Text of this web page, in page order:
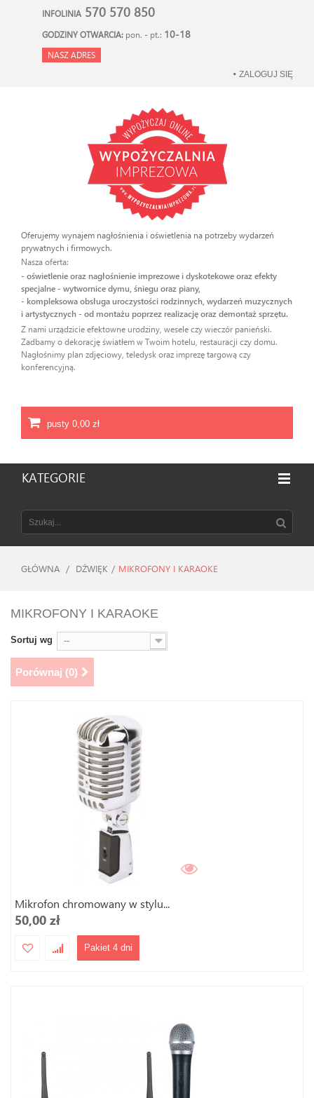
INFOLINIA 570 570 850
GODZINY OTWARCIA: pon. - pt.: 10-18
NASZ ADRES
ZALOGUJ SIĘ
Oferujemy wynajem nagłośnienia i oświetlenia na potrzeby wydarzeń
prywatnych i firmowych.
Nasza oferta:
- oświetlenie oraz nagłośnienie imprezowe i dyskotekowe oraz efekty
specjalne - wytwornice dymu, śniegu oraz piany,
- kompleksowa obsługa uroczystości rodzinnych, wydarzeń muzycznych
i artystycznych - od montażu poprzez realizację oraz demontaż sprzętu.
Z nami urządzicie efektowne urodziny, wesele czy wieczór panieński.
Zadbamy o dekorację światłem w Twoim hotelu, restauracji czy domu.
Nagłośnimy plan zdjęciowy, teledysk oraz imprezę targową czy
konferencyjną.
pusty 0,00 zł
KATEGORIE
GŁÓWNA / DŹWIĘK / MIKROFONY I KARAOKE
MIKROFONY I KARAOKE
Sortuj wg --
Porównaj (0)
Mikrofon chromowany w stylu...
50,00 zł
Pakiet 4 dni